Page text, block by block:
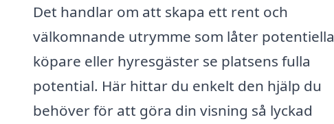
Det handlar om att skapa ett rent och
välkomnande utrymme som låter potentiella
köpare eller hyresgäster se platsens fulla
potential. Här hittar du enkelt den hjälp du
behöver för att göra din visning så lyckad